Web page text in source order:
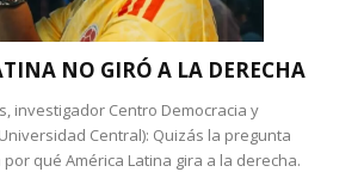
NO GIRÓ A LA DERECHA
investigador Centro Democracia y
Central): Quizás la pregunta
qué América Latina gira a la derecha.